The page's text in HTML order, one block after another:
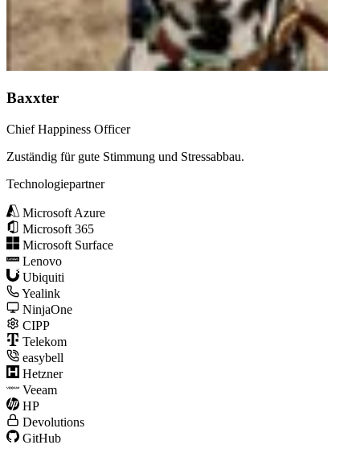
Baxxter
Chief Happiness Officer
Zuständig für gute Stimmung und Stressabbau.
Technologiepartner
Microsoft Azure
Microsoft 365
Microsoft Surface
Lenovo
Ubiquiti
Yealink
NinjaOne
CIPP
Telekom
easybell
Hetzner
Veeam
HP
Devolutions
GitHub